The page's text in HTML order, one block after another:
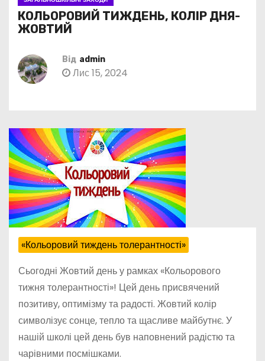
КОЛЬОРОВИЙ ТИЖДЕНЬ, КОЛІР ДНЯ-
ЖОВТИЙ
Від admin
Лис 15, 2024
«Кольоровий тиждень толерантності»
Сьогодні Жовтий день у рамках «Кольорового
тижня толерантності»! Цей день присвячений
позитиву, оптимізму та радості. Жовтий колір
символізує сонце, тепло та щасливе майбутнє. У
нашій школі цей день був наповнений радістю та
чарівними посмішками.